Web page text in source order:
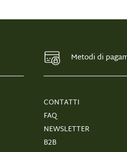
Metodi di
CONTATTI
FAQ
NEWSLETTER
B2B